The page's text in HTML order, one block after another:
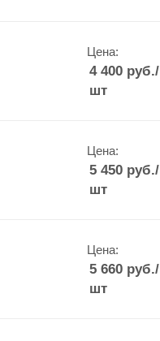
Цена:
4 400руб./
шт
Цена:
5 450руб./
шт
Цена:
5 660руб./
шт